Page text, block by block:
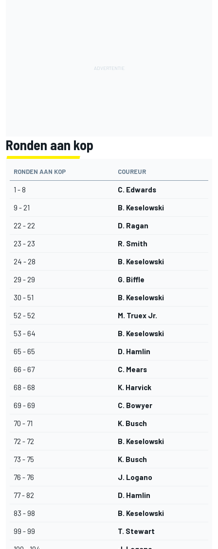
Ronden aan kop
RONDEN AAN KOP COUREUR
1 - 8 C. Edwards
9 - 21 B. Keselowski
22 - 22 D. Ragan
23 - 23 R. Smith
24 - 28 B. Keselowski
29 - 29 G. Biffle
30 - 51 B. Keselowski
52 - 52 M. Truex Jr.
53 - 64 B. Keselowski
65 - 65 D. Hamlin
66 - 67 C. Mears
68 - 68 K. Harvick
69 - 69 C. Bowyer
70 - 71 K. Busch
72 - 72 B. Keselowski
73 - 75 K. Busch
76 - 76 J. Logano
77 - 82 D. Hamlin
83 - 98 B. Keselowski
99 - 99 T. Stewart